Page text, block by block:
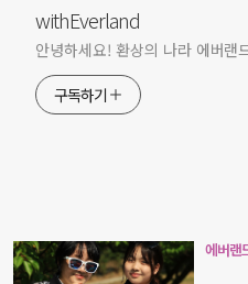
withEverland
안녕하세요! 환상의 나라 에버랜
구독하기
에버랜